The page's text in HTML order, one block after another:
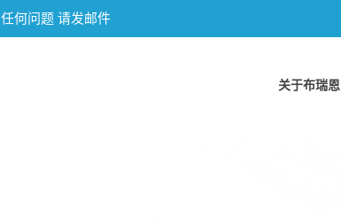
何问题 请发邮件
关于布瑞恩